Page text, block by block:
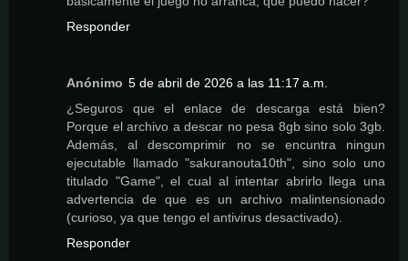
Responder
Anónimo 5 de abril de 2026 a las 11:17 a.m.
¿Seguros que el enlace de descarga está bien?
Porque el archivo a descar no pesa 8gb sino solo 3gb.
Además, al descomprimir no se encuntra ningun
ejecutable llamado "sakuranouta10th", sino solo uno
titulado "Game", el cual al intentar abrirlo llega una
advertencia de que es un archivo malintensionado
(curioso, ya que tengo el antivirus desactivado).
Responder